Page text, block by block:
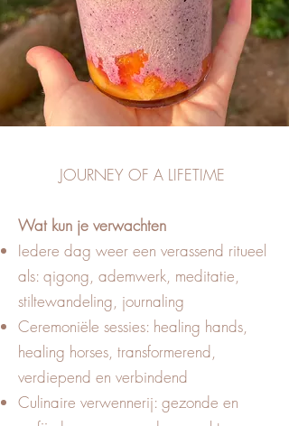
JOURNEY OF A LIFETIME
Wat kun je verwachten
Iedere dag weer een verassend ritueel
als: qigong, ademwerk, meditatie,
stiltewandeling, journaling
Ceremoniële sessies: healing hands,
healing horses, transformerend,
verdiepend en verbindend
Culinaire verwennerij: gezonde en